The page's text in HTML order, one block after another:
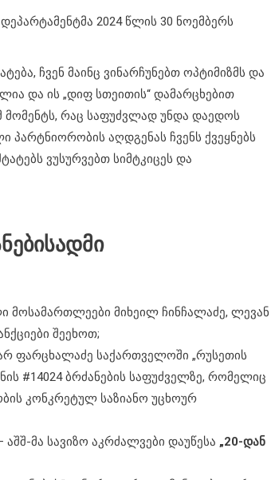
2024 წლის 30 ნოემბერს
ჩვენ მაინც ვინარჩუნებთ ოპტიმიზმს და
და ის „დიფ სთეითის“ დამარცხებით
რაც საფუძვლად უნდა დაედოს
აღდგენას ჩვენს ქვეყნებს
ვუსურვებთ სიმტკიცეს და
მოსამართლეები მიხეილ ჩინჩალაძე, ლევან
შეეხოთ;
ფარცხალაძე საქართველოში „რუსეთის
#14024 ბრძანების საფუძველზე, რომელიც
კონკრეტულ საზიანო უცხოურ
აშშ-მა სავიზო აკრძალვები დაუწესა „20-დან